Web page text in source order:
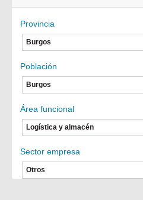
Provincia
Burgos
Población
Burgos
Área funcional
Logística y almacén
Sector empresa
Otros